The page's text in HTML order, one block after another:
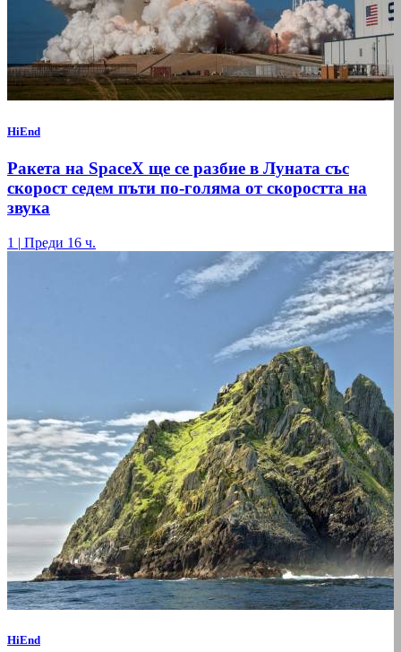
HiEnd
Ракета на SpaceX ще се разбие в Луната със
скорост седем пъти по-голяма от скоростта на
звука
1 | Преди 16 ч.
HiEnd